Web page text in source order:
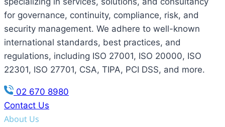
for governance, continuity, compliance, risk, and
security management. We adhere to well-known
international standards, best practices, and
regulations, including ISO 27001, ISO 20000, ISO
22301, ISO 27701, CSA, TIPA, PCI DSS, and more.
02 670 8980
Contact Us
About Us